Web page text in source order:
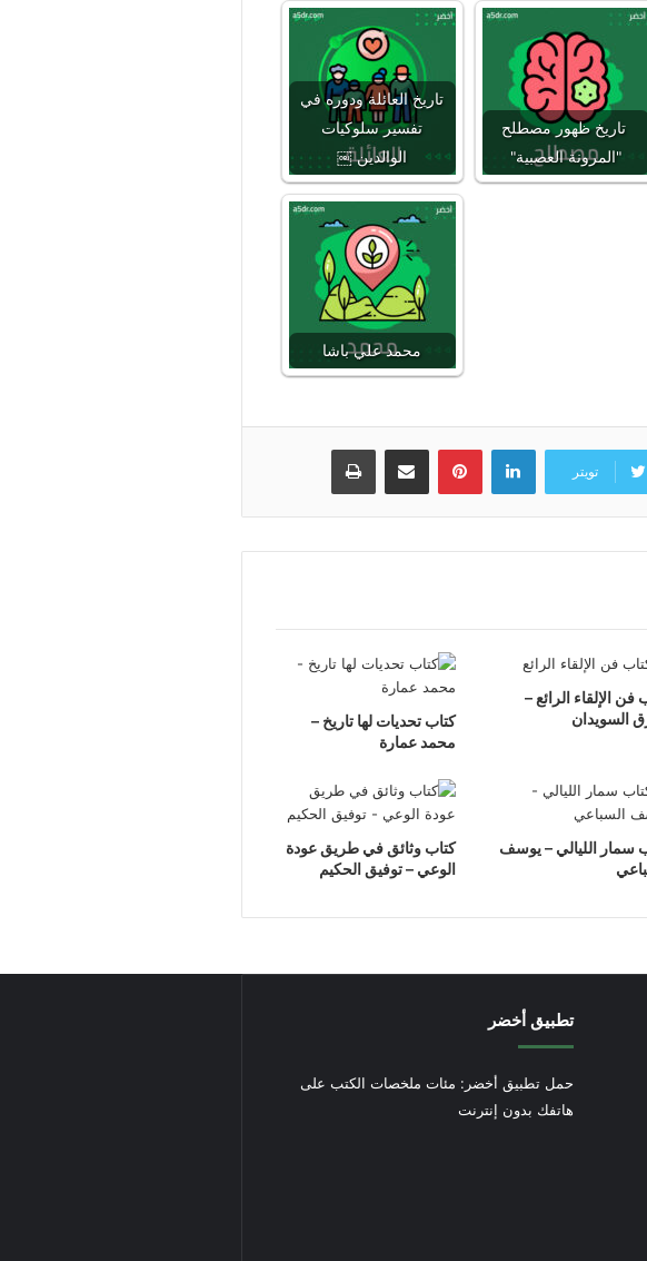
تاريخ العائلة ودوره في
تفسير سلوكيات
الوالدين ￼
تاريخ ظهور مصطلح
"المرونة العصبية"
محمد علي باشا
تويتر
لينكدإن بينتيريستمشاركة عبر البريد طباعة
فن الإلقاء الرائع –
السويدان
كتاب تحديات لها تاريخ –
محمد عمارة
سمار الليالي – يوسف
كتاب وثائق في طريق عودة
الوعي – توفيق الحكيم
تطبيق أخضر
حمل تطبيق أخضر: مئات ملخصات الكتب على
هاتفك بدون إنترنت